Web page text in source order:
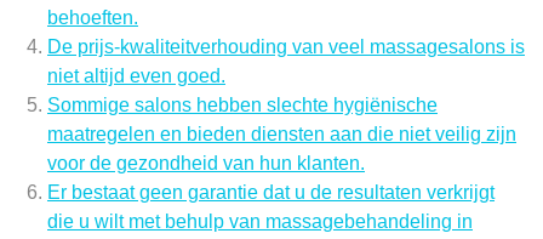
behoeften.
De prijs-kwaliteitverhouding van veel massagesalons is
niet altijd even goed.
Sommige salons hebben slechte hygiënische
maatregelen en bieden diensten aan die niet veilig zijn
voor de gezondheid van hun klanten.
Er bestaat geen garantie dat u de resultaten verkrijgt
die u wilt met behulp van massagebehandeling in